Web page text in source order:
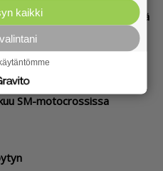
päättyy hallin myötä
on myös suuri Lapua-fani
SM-motocrossissa
kaikki